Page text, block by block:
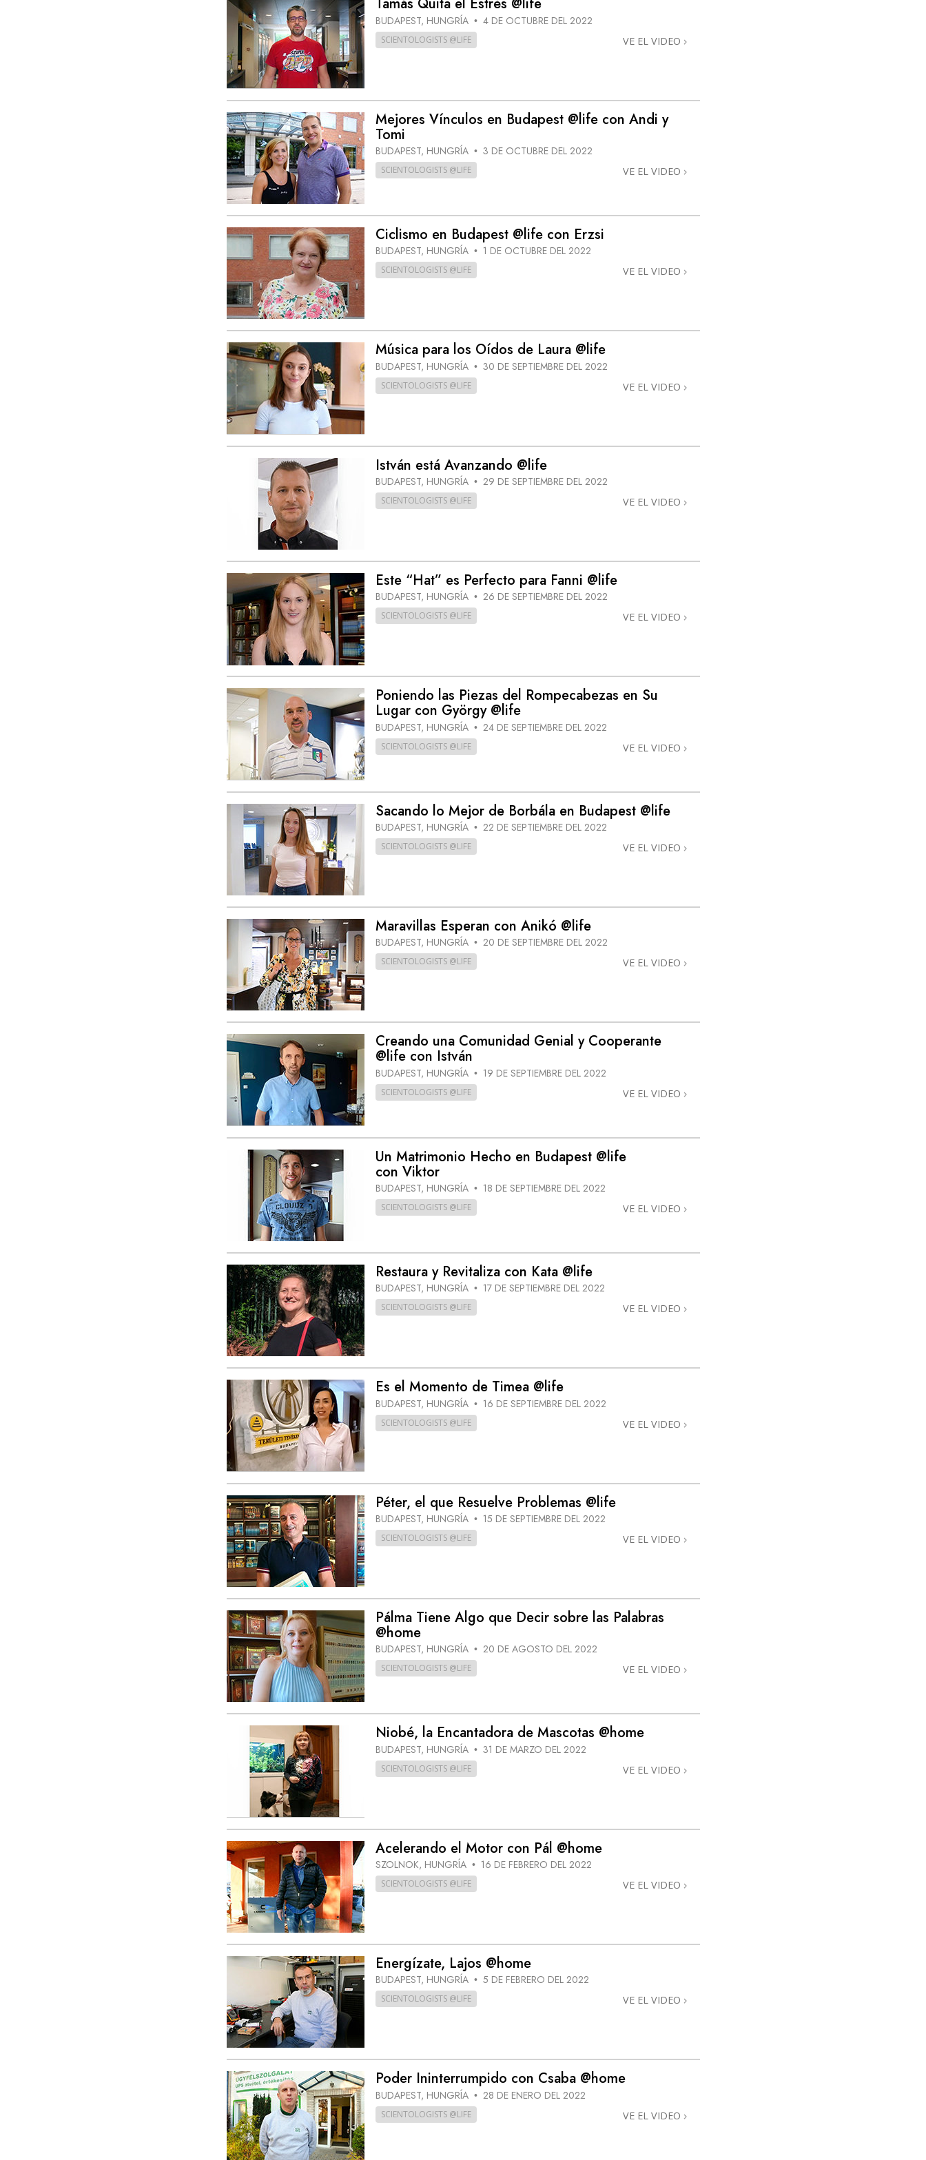
Amor y Odio: ¿Qué es Grandeza?
Los Niños
La Ética y las
Los Fundamentos de las Relaciones
Tamás Quita el Estrés @life
BUDAPEST, HUNGRÍA • 4 DE OCTUBRE DEL 2022
SCIENTOLOGISTS @LIFE VE EL VIDEO
Mejores Vínculos en Budapest @life con Andi y
Tomi
BUDAPEST, HUNGRÍA • 3 DE OCTUBRE DEL 2022
SCIENTOLOGISTS @LIFE VE EL VIDEO
Ciclismo en Budapest @life con Erzsi
BUDAPEST, HUNGRÍA • 1 DE OCTUBRE DEL 2022
SCIENTOLOGISTS @LIFE VE EL VIDEO
Música para los Oídos de Laura @life
BUDAPEST, HUNGRÍA • 30 DE SEPTIEMBRE DEL 2022
SCIENTOLOGISTS @LIFE VE EL VIDEO
István está Avanzando @life
BUDAPEST, HUNGRÍA • 29 DE SEPTIEMBRE DEL 2022
SCIENTOLOGISTS @LIFE VE EL VIDEO
Este “Hat” es Perfecto para Fanni @life
BUDAPEST, HUNGRÍA • 26 DE SEPTIEMBRE DEL 2022
SCIENTOLOGISTS @LIFE VE EL VIDEO
Poniendo las Piezas del Rompecabezas en Su
Lugar con György @life
BUDAPEST, HUNGRÍA • 24 DE SEPTIEMBRE DEL 2022
SCIENTOLOGISTS @LIFE VE EL VIDEO
Sacando lo Mejor de Borbála en Budapest @life
BUDAPEST, HUNGRÍA • 22 DE SEPTIEMBRE DEL 2022
SCIENTOLOGISTS @LIFE VE EL VIDEO
Maravillas Esperan con Anikó @life
BUDAPEST, HUNGRÍA • 20 DE SEPTIEMBRE DEL 2022
SCIENTOLOGISTS @LIFE VE EL VIDEO
Creando una Comunidad Genial y Cooperante
@life con István
BUDAPEST, HUNGRÍA • 19 DE SEPTIEMBRE DEL 2022
SCIENTOLOGISTS @LIFE VE EL VIDEO
Un Matrimonio Hecho en Budapest @life
con Viktor
BUDAPEST, HUNGRÍA • 18 DE SEPTIEMBRE DEL 2022
SCIENTOLOGISTS @LIFE VE EL VIDEO
Restaura y Revitaliza con Kata @life
BUDAPEST, HUNGRÍA • 17 DE SEPTIEMBRE DEL 2022
SCIENTOLOGISTS @LIFE VE EL VIDEO
Es el Momento de Timea @life
BUDAPEST, HUNGRÍA • 16 DE SEPTIEMBRE DEL 2022
SCIENTOLOGISTS @LIFE VE EL VIDEO
Péter, el que Resuelve Problemas @life
BUDAPEST, HUNGRÍA • 15 DE SEPTIEMBRE DEL 2022
SCIENTOLOGISTS @LIFE VE EL VIDEO
Pálma Tiene Algo que Decir sobre las Palabras
@home
BUDAPEST, HUNGRÍA • 20 DE AGOSTO DEL 2022
SCIENTOLOGISTS @LIFE VE EL VIDEO
Niobé, la Encantadora de Mascotas @home
BUDAPEST, HUNGRÍA • 31 DE MARZO DEL 2022
SCIENTOLOGISTS @LIFE VE EL VIDEO
Acelerando el Motor con Pál @home
SZOLNOK, HUNGRÍA • 16 DE FEBRERO DEL 2022
SCIENTOLOGISTS @LIFE VE EL VIDEO
Energízate, Lajos @home
BUDAPEST, HUNGRÍA • 5 DE FEBRERO DEL 2022
SCIENTOLOGISTS @LIFE VE EL VIDEO
Poder Ininterrumpido con Csaba @home
BUDAPEST, HUNGRÍA • 28 DE ENERO DEL 2022
SCIENTOLOGISTS @LIFE VE EL VIDEO